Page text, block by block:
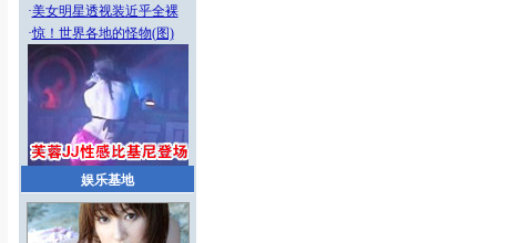
·美女明星透视装近乎全裸
·惊！世界各地的怪物(图)
娱乐基地